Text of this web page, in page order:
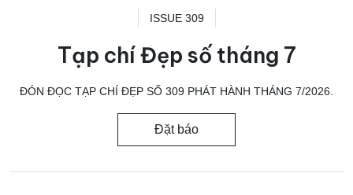
ISSUE 309
Tạp chí Đẹp số tháng 7
ĐÓN ĐỌC TẠP CHÍ ĐẸP SỐ 309 PHÁT HÀNH THÁNG 7/2026.
Đặt báo